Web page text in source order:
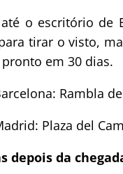
o escritório de
tirar o visto,
em 30 dias.
Rambla
Plaza del
depois da